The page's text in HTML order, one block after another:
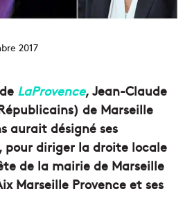
2017
LaProvence, Jean-Claude
de Marseille
aurait désigné ses
pour diriger la droite locale
de la mairie de Marseille
Marseille Provence et ses